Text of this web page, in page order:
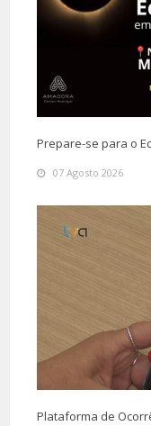
Prepare-se para o
07 Agosto 2026
Plataforma de